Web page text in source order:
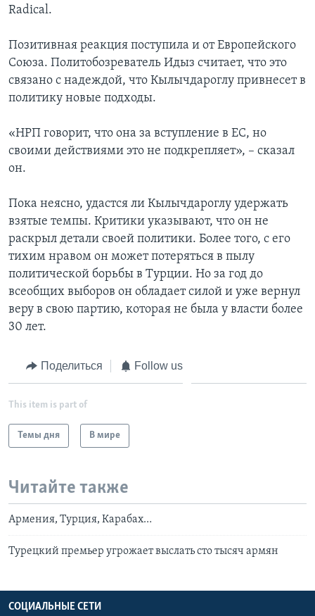
Radical.
Позитивная реакция поступила и от Европейского
Союза. Политобозреватель Идыз считает, что это
связано с надеждой, что Кылычдароглу привнесет в
политику новые подходы.
«НРП говорит, что она за вступление в ЕС, но
своими действиями это не подкрепляет», – сказал
он.
Пока неясно, удастся ли Кылычдароглу удержать
взятые темпы. Критики указывают, что он не
раскрыл детали своей политики. Более того, с его
тихим нравом он может потеряться в пылу
политической борьбы в Турции. Но за год до
всеобщих выборов он обладает силой и уже вернул
веру в свою партию, которая не была у власти более
30 лет.
Поделиться Follow us
This item is part of
Темы дня В мире
Читайте также
Армения, Турция, Карабах…
Турецкий премьер угрожает выслать сто тысяч армян
СОЦИАЛЬНЫЕ СЕТИ